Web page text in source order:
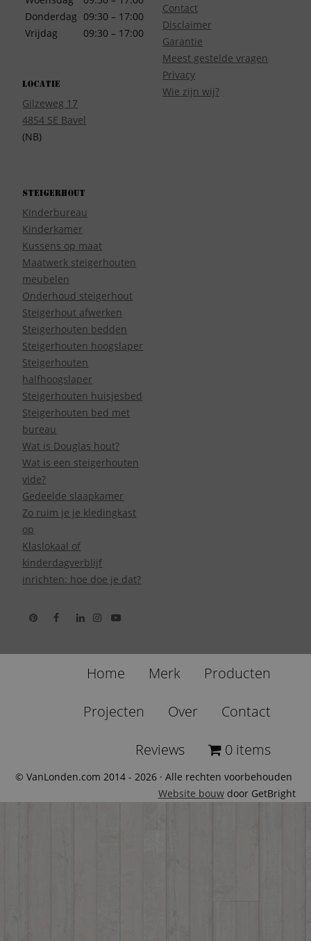
Donderdag
Vrijdag
09:30 – 17:00
09:30 – 17:00
Locatie
Gilzeweg 17
4854 SE Bavel
(NB)
Contact
Disclaimer
Garantie
Meest gestelde vragen
Privacy
Wie zijn wij?
Steigerhout
Kinderbureau
Kinderkamer
Kussens op maat
Maatwerk steigerhouten
meubelen
Onderhoud steigerhout
Steigerhout afwerken
Steigerhouten bedden
Steigerhouten hoogslaper
Steigerhouten
halfhoogslaper
Steigerhouten huisjesbed
Steigerhouten bed met
bureau
Wat is Douglas hout?
Wat is een steigerhouten
vide?
Gedeelde slaapkamer
Zo ruim je je kledingkast
op
Klaslokaal of
kinderdagverblijf
inrichten: hoe doe je dat?
Home Merk Producten
Projecten Over Contact
Reviews 0 items
© VanLonden.com 2014 - 2026 · Alle rechten voorbehouden
Website bouwdoor GetBright